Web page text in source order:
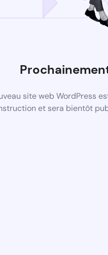
site web WordPress
et sera bientôt